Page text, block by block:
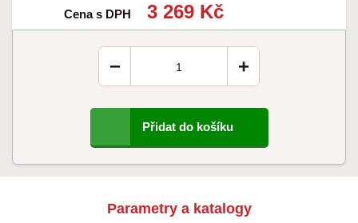
Cena s DPH 3 269 Kč
+
−
Přidat do košíku
Parametry a katalogy